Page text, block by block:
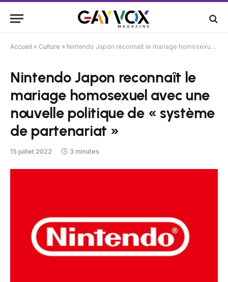
Accueil » Culture » Nintendo Japon reconnaît le mariage homosexuel avec une nouvelle politique de « système de partenariat »
Nintendo Japon reconnaît le
mariage homosexuel avec une
nouvelle politique de « système
de partenariat »
15 juillet 2022 3 minutes